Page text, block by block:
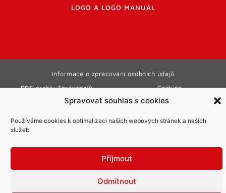
Spravovat souhlas s cookies
Používáme cookies k optimalizaci našich webových stránek a našich
služeb.
Příjmout
Odmítnout
LOGO A LOGO MANUÁL
© Město Mníšek pod Brdy
PDF archiv Zpravodajů
Informace o zpracování osobních údajů
Cookies